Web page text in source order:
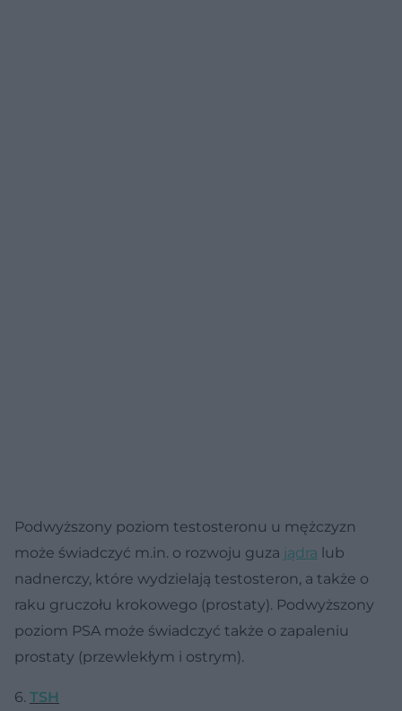
Podwyższony poziom testosteronu u mężczyzn
może świadczyć m.in. o rozwoju guza jądra lub
nadnerczy, które wydzielają testosteron, a także o
raku gruczołu krokowego (prostaty). Podwyższony
poziom PSA może świadczyć także o zapaleniu
prostaty (przewlekłym i ostrym).
6. TSH